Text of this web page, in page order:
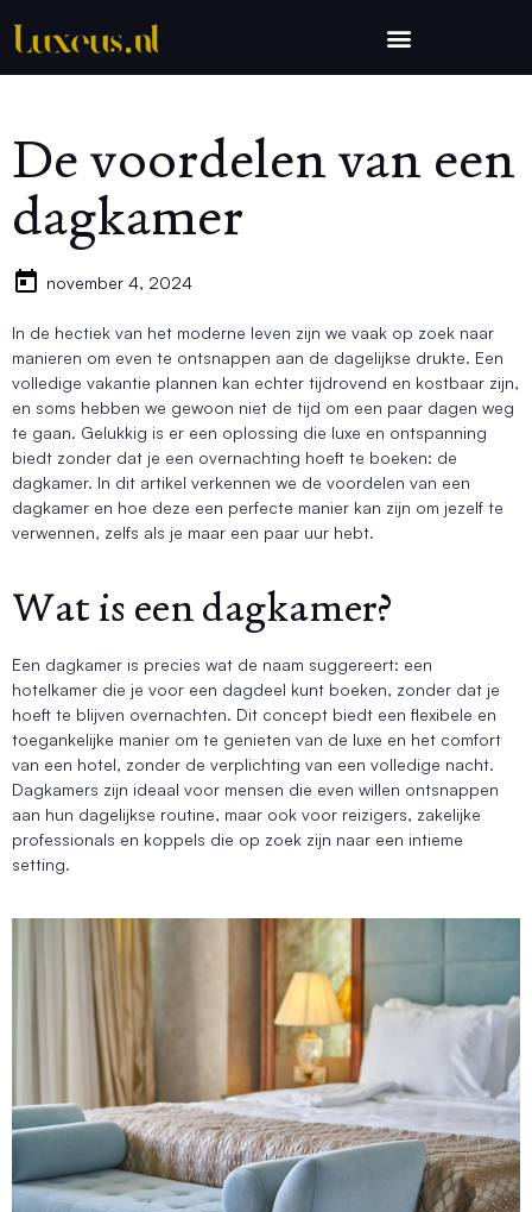
De voordelen van een
dagkamer
november 4, 2024
In de hectiek van het moderne leven zijn we vaak op zoek naar
manieren om even te ontsnappen aan de dagelijkse drukte. Een
volledige vakantie plannen kan echter tijdrovend en kostbaar zijn,
en soms hebben we gewoon niet de tijd om een paar dagen weg
te gaan. Gelukkig is er een oplossing die luxe en ontspanning
biedt zonder dat je een overnachting hoeft te boeken: de
dagkamer. In dit artikel verkennen we de voordelen van een
dagkamer en hoe deze een perfecte manier kan zijn om jezelf te
verwennen, zelfs als je maar een paar uur hebt.
Wat is een dagkamer?
Een dagkamer is precies wat de naam suggereert: een
hotelkamer die je voor een dagdeel kunt boeken, zonder dat je
hoeft te blijven overnachten. Dit concept biedt een flexibele en
toegankelijke manier om te genieten van de luxe en het comfort
van een hotel, zonder de verplichting van een volledige nacht.
Dagkamers zijn ideaal voor mensen die even willen ontsnappen
aan hun dagelijkse routine, maar ook voor reizigers, zakelijke
professionals en koppels die op zoek zijn naar een intieme
setting.